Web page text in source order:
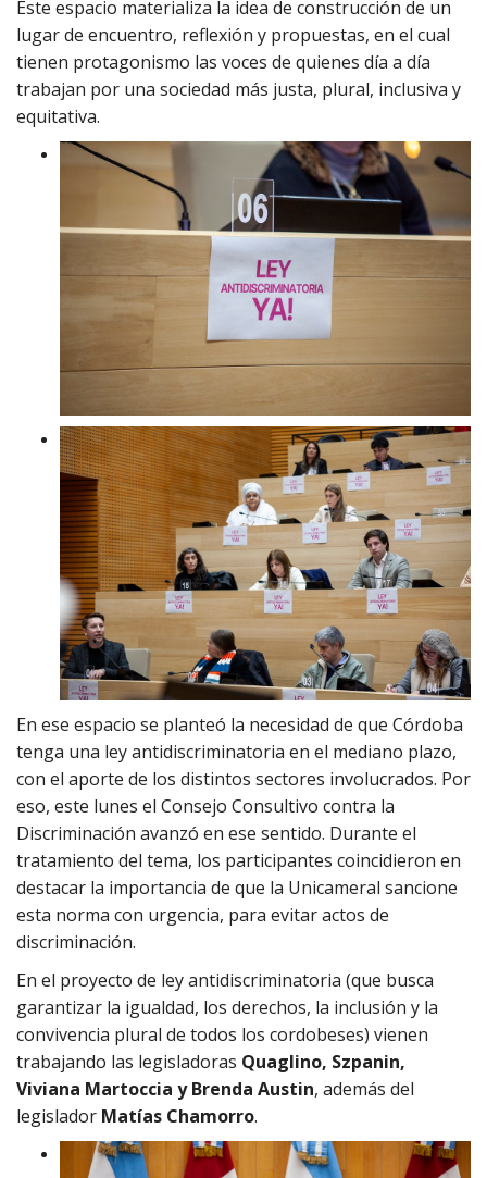
Este espacio materializa la idea de construcción de un
lugar de encuentro, reflexión y propuestas, en el cual
tienen protagonismo las voces de quienes día a día
trabajan por una sociedad más justa, plural, inclusiva y
equitativa.
En ese espacio se planteó la necesidad de que Córdoba
tenga una ley antidiscriminatoria en el mediano plazo,
con el aporte de los distintos sectores involucrados. Por
eso, este lunes el Consejo Consultivo contra la
Discriminación avanzó en ese sentido. Durante el
tratamiento del tema, los participantes coincidieron en
destacar la importancia de que la Unicameral sancione
esta norma con urgencia, para evitar actos de
discriminación.
En el proyecto de ley antidiscriminatoria (que busca
garantizar la igualdad, los derechos, la inclusión y la
convivencia plural de todos los cordobeses) vienen
trabajando las legisladoras Quaglino, Szpanin,
Viviana Martoccia y Brenda Austin, además del
legislador Matías Chamorro.